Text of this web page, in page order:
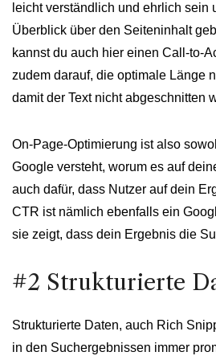
leicht verständlich und ehrlich sein
Überblick über den Seiteninhalt
kannst du auch hier einen Call-to-
zudem darauf, die optimale Länge
damit der Text nicht abgeschnitten
On-Page-Optimierung ist also
Google versteht, worum es auf
auch dafür, dass Nutzer auf dein
CTR ist nämlich ebenfalls ein
sie zeigt, dass dein Ergebnis die
#2 Strukturierte
Strukturierte Daten, auch Rich
in den Suchergebnissen immer